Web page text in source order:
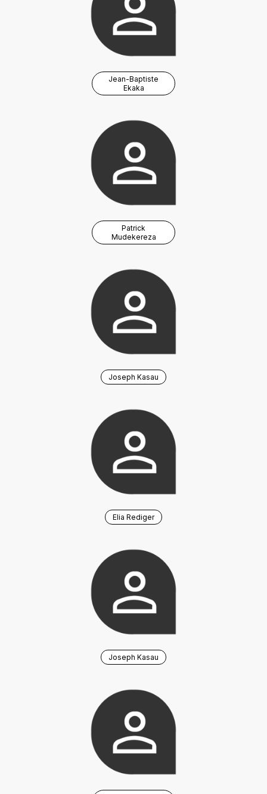
Jean-Baptiste
Ekaka
Patrick
Mudekereza
Joseph Kasau
Elia Rediger
Joseph Kasau